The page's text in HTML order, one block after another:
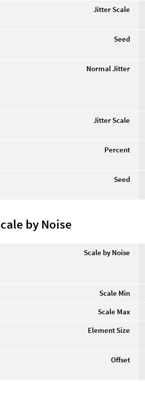
Jitter Scale
Seed
Normal Jitter
Jitter Scale
Percent
Seed
by Noise
Scale by Noise
Scale Min
Scale Max
Element Size
Offset